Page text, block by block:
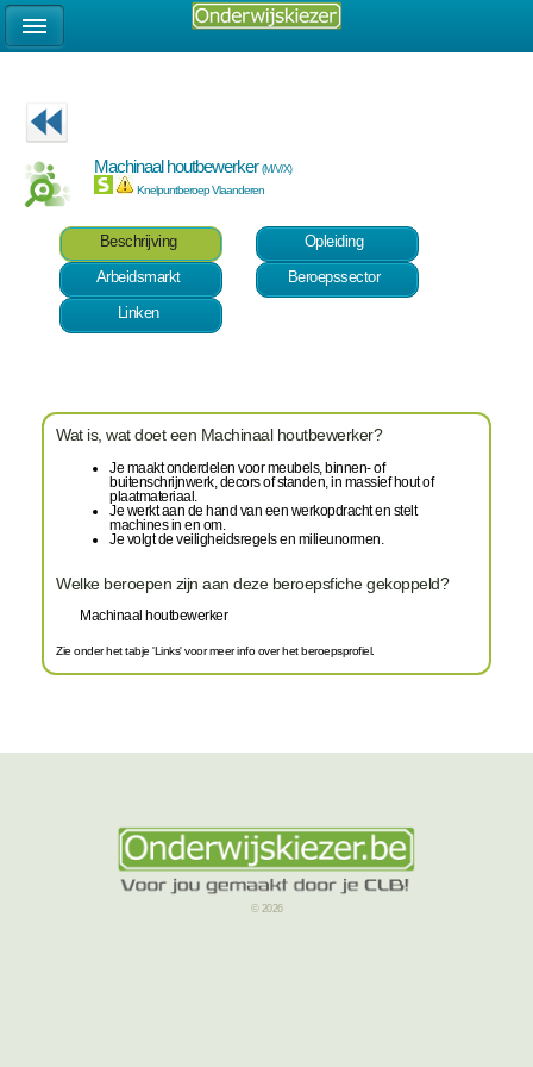
Machinaal houtbewerker(M/V/X)
Knelpuntberoep Vlaanderen
Beschrijving
Opleiding
Arbeidsmarkt
Beroepssector
Linken
Wat is, wat doet een Machinaal houtbewerker?
Je maakt onderdelen voor meubels, binnen- of
buitenschrijnwerk, decors of standen, in massief hout of
plaatmateriaal.
Je werkt aan de hand van een werkopdracht en stelt
machines in en om.
Je volgt de veiligheidsregels en milieunormen.
Welke beroepen zijn aan deze beroepsfiche gekoppeld?
Machinaal houtbewerker
Zie onder het tabje 'Links' voor meer info over het beroepsprofiel.
© 2026